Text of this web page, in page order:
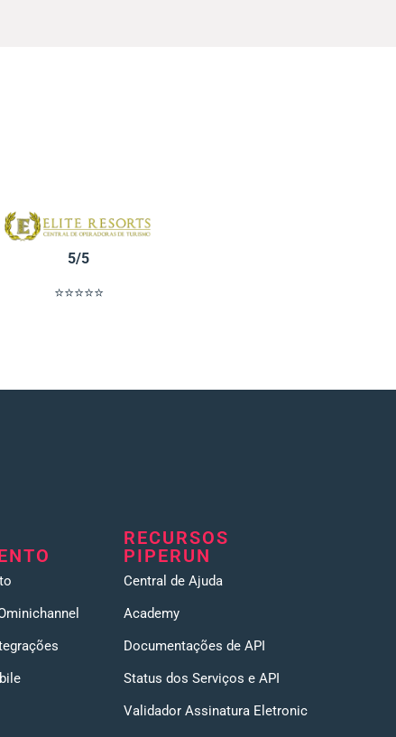
5/5
⭐⭐⭐⭐⭐
RECURSOS
PIPERUN
Central de Ajuda
Academy
Documentações de API
Status dos Serviços e API
Validador Assinatura Eletronic